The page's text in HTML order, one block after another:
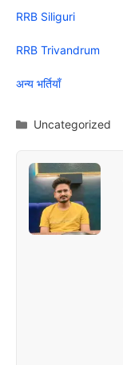
RRB Siliguri
RRB Trivandrum
अन्य भर्तियाँ
Categories
Uncategorized